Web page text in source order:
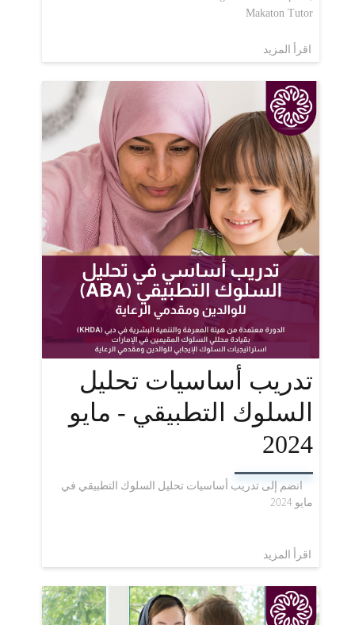
Makaton Tutor
اقرأ المزيد
تدريب أساسيات تحليل
السلوك التطبيقي - مايو
2024
انضم إلى تدريب أساسيات تحليل السلوك التطبيقي في
مايو 2024
اقرأ المزيد